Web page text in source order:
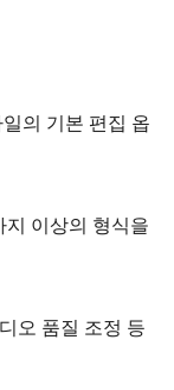
의 기본 편집 옵
이상의 형식을
오 품질 조정 등